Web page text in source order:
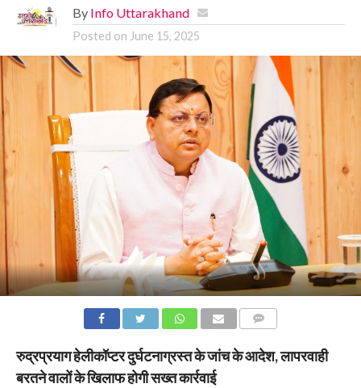
By Info Uttarakhand
Posted on June 15, 2025
रुद्रप्रयाग हेलीकॉप्टर दुर्घटनाग्रस्त के जांच के आदेश, लापरवाही
बरतने वालों के खिलाफ होगी सख्त कार्रवाई